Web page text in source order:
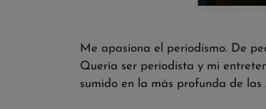
Me apasiona el periodismo. De
Quería ser periodista y mi
sumido en la más profunda de las